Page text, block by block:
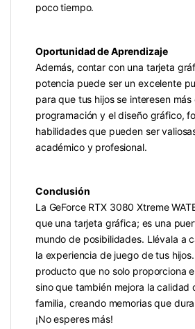
poco tiempo.
Oportunidad de Aprendizaje
Además, contar con una tarjeta
potencia puede ser un excelente
para que tus hijos se interesen más
programación y el diseño gráfico,
habilidades que pueden ser
académico y profesional.
Conclusión
La GeForce RTX 3080 Xtreme
que una tarjeta gráfica; es una
mundo de posibilidades. Llévala a
la experiencia de juego de tus
producto que no solo proporciona
sino que también mejora la calidad
familia, creando memorias que
¡No esperes más!